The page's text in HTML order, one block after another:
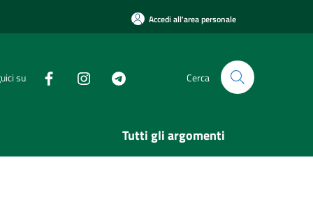
Accedi all'area personale
su Cerca
Tutti gli argomenti